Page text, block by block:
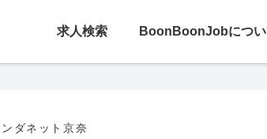
転職・就職・アルバイトを探す
求人検索 BoonBoonJobについ
ダネット京奈